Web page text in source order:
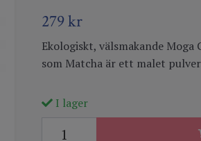
279 kr
Ekologiskt, välsmakande
som Matcha är ett malet
I lager